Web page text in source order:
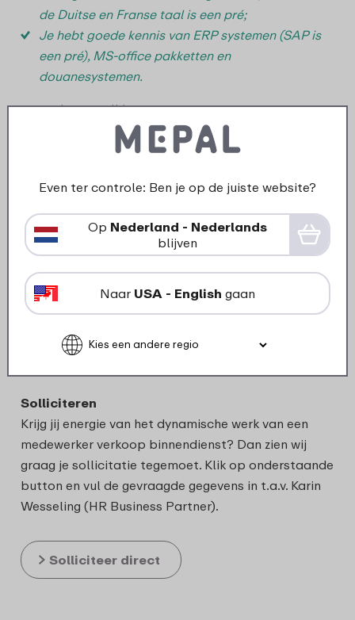
de Duitse en Franse taal is een pré;
Je hebt goede kennis van ERP systemen (SAP is
een pré), MS-office pakketten en
douanesystemen.
Wat bieden wij jou?
De kans om bij te dragen aan de verdere
zelfstandige functie, maar ook in een gezellig
Een fulltime arbeidsovereenkomst voor bepaalde
tijd; dit met uitzicht op een contract voor
Een marktconform salaris en een goede
ATV-dagen, reiskostenvergoeding en korting op
Solliciteren
Krijg jij energie van het dynamische werk van een
medewerker verkoop binnendienst? Dan zien wij
graag je sollicitatie tegemoet. Klik op onderstaande
button en vul de gevraagde gegevens in t.a.v. Karin
Wesseling (HR Business Partner).
Solliciteer direct
Even ter controle: Ben je op de juiste website?
Op Nederland - Nederlands
blijven
Naar USA - English gaan